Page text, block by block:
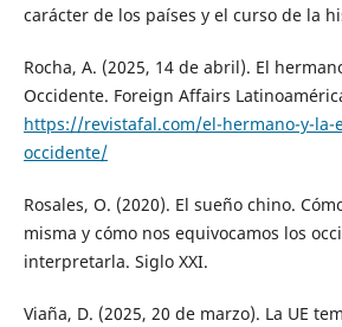
carácter de los países y el curso de la
Rocha, A. (2025, 14 de abril). El
Occidente. Foreign Affairs
https://revistafal.com/el-hermano-y-la-
occidente/
Rosales, O. (2020). El sueño chino.
misma y cómo nos equivocamos los
interpretarla. Siglo XXI.
Viaña, D. (2025, 20 de marzo). La UE